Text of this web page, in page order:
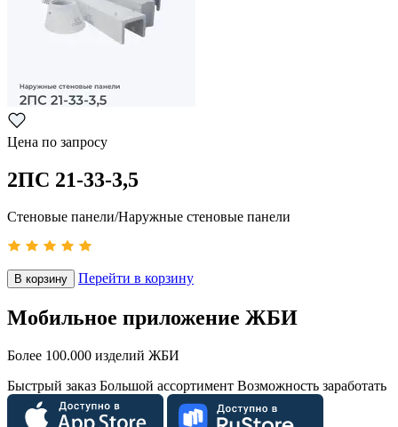
Цена по запросу
2ПС 21-33-3,5
Стеновые панели/Наружные стеновые панели
В корзину Перейти в корзину
Мобильное приложение ЖБИ
Более 100.000 изделий ЖБИ
Быстрый заказ Большой ассортимент Возможность заработать